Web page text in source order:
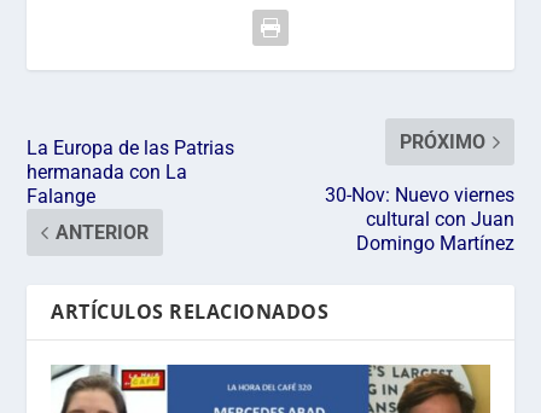
La Europa de las Patrias
hermanada con La
Falange
ANTERIOR
PRÓXIMO
30-Nov: Nuevo viernes
cultural con Juan
Domingo Martínez
ARTÍCULOS RELACIONADOS